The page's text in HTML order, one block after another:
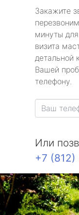
Закажите
минуты
визита
детальной
Вашей
телефону.
Или
+7